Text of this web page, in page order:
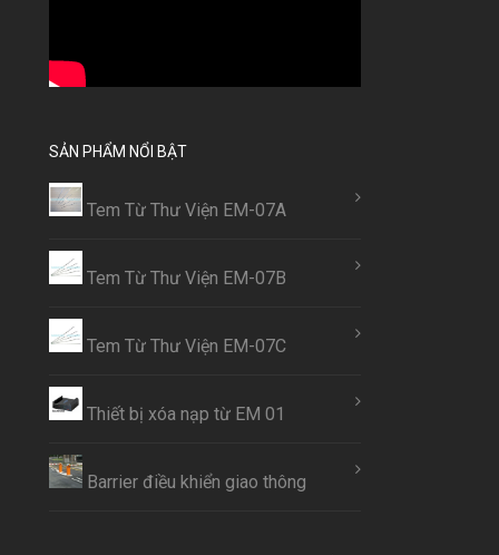
SẢN PHẨM NỔI BẬT
Tem Từ Thư Viện EM-07A
Tem Từ Thư Viện EM-07B
Tem Từ Thư Viện EM-07C
Thiết bị xóa nạp từ EM 01
Barrier điều khiển giao thông